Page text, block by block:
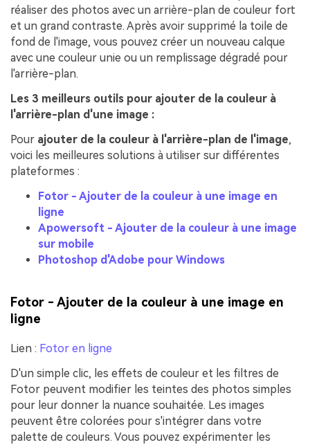
réaliser des photos avec un arrière-plan de couleur fort
et un grand contraste. Après avoir supprimé la toile de
fond de l'image, vous pouvez créer un nouveau calque
avec une couleur unie ou un remplissage dégradé pour
l'arrière-plan.
Les 3 meilleurs outils pour ajouter de la couleur à
l'arrière-plan d'une image :
Pour ajouter de la couleur à l'arrière-plan de l'image,
voici les meilleures solutions à utiliser sur différentes
plateformes :
Fotor - Ajouter de la couleur à une image en
ligne
Apowersoft - Ajouter de la couleur à une image
sur mobile
Photoshop d'Adobe pour Windows
Fotor - Ajouter de la couleur à une image en
ligne
Lien : Fotor en ligne
D'un simple clic, les effets de couleur et les filtres de
Fotor peuvent modifier les teintes des photos simples
pour leur donner la nuance souhaitée. Les images
peuvent être colorées pour s'intégrer dans votre
palette de couleurs. Vous pouvez expérimenter les